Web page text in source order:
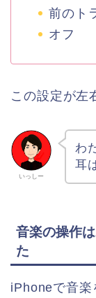
前のト
オフ
この設定が左
いっしー
わ
耳
音楽の操作
た
iPhoneで音楽